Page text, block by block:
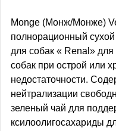
Monge (Монж/Монже)
полнорационный
для собак « Renal»
собак при острой или
недостаточности.
нейтрализации
зеленый чай для
ксилоолигосахариды